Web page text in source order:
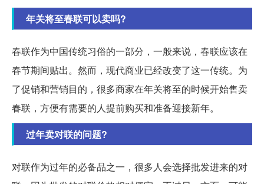
年关将至春联可以卖吗?
春联作为中国传统习俗的一部分，一般来说，春联应该在
春节期间贴出。然而，现代商业已经改变了这一传统。为
了促销和营销目的，很多商家在年关将至的时候开始售卖
春联，方便有需要的人提前购买和准备迎接新年。
过年卖对联的问题?
对联作为过年的必备品之一，很多人会选择批发进来的对